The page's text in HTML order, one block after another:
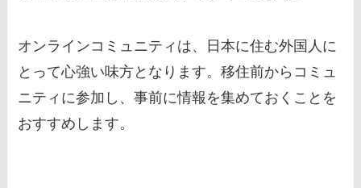
オンラインコミュニティは、日本に住む外国人に
とって心強い味方となります。移住前からコミュ
ニティに参加し、事前に情報を集めておくことを
おすすめします。